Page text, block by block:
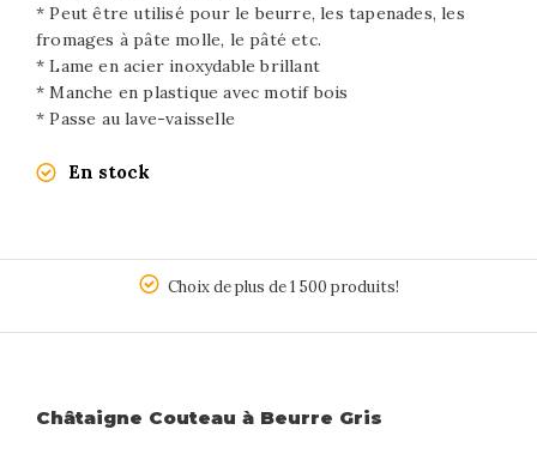
* Peut être utilisé pour le beurre, les tapenades, les
fromages à pâte molle, le pâté etc.
* Lame en acier inoxydable brillant
* Manche en plastique avec motif bois
* Passe au lave-vaisselle
En stock
Choix de plus de 1 500 produits!
Châtaigne Couteau à Beurre Gris